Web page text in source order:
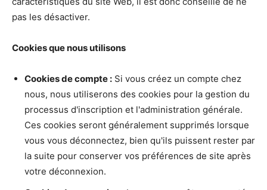
pas les désactiver.
Cookies que nous utilisons
Cookies de compte : Si vous créez un compte chez
nous, nous utiliserons des cookies pour la gestion du
processus d'inscription et l'administration générale.
Ces cookies seront généralement supprimés lorsque
vous vous déconnectez, bien qu'ils puissent rester par
la suite pour conserver vos préférences de site après
votre déconnexion.